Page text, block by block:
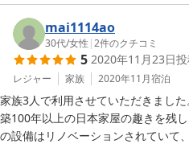
mai1114ao
30代/女性 |2件のクチコミ
5 2020年11月23日
レジャー 家族 2020年11月宿泊
家族3人で利用させていただきました
築100年以上の日本家屋の趣きを残
の設備はリノベーションされていて